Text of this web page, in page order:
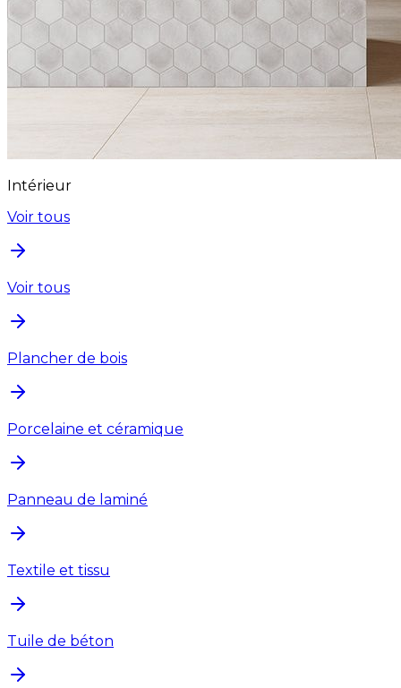
Intérieur
Voir tous
Voir tous
Plancher de bois
Porcelaine et céramique
Panneau de laminé
Textile et tissu
Tuile de béton